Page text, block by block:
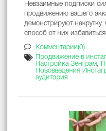
Невзаимные подписки
продвижению вашего
демонстрируют
способ от них
Комментарии(0)
Продвижение в
Настройка Зенграм,
Нововведения
аудитория